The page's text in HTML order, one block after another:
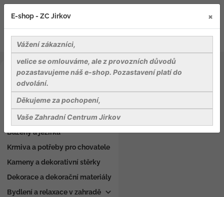
Záhradnické potřeby
Nářadí a pomůcky
Osiva
Rostliny
Bazény a jezírka
Krmiva a potřeby pro chovatele
Kameny a dekorativní stěrky
Dekorace a dekorační materiály
Bydlení a relaxace v zahradě
E-shop - ZC Jirkov ×
Vážení zákazníci,
velice se omlouváme, ale z provozních důvodů
pozastavujeme náš e-shop. Pozastavení platí do
odvolání.
Děkujeme za pochopení,
Vaše Zahradní Centrum Jirkov